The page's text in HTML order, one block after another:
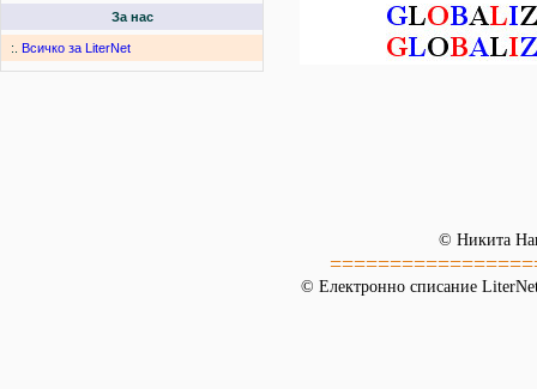
За нас
:. Всичко за LiterNet
© Никита
© Електронно списание